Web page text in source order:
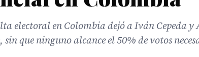
electoral en Colombia dejó a Iván Cepeda y
que ninguno alcance el 50% de votos